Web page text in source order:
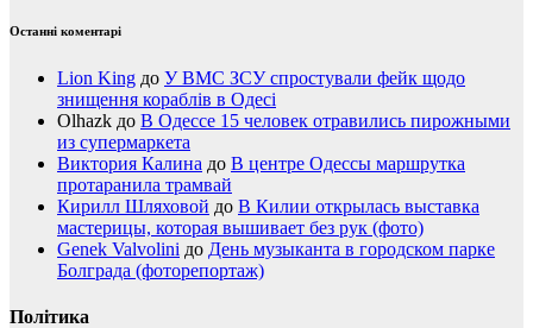
Останні коментарі
Lion King до У ВМС ЗСУ спростували фейк щодо
знищення кораблів в Одесі
Olhazk до В Одессе 15 человек отравились пирожными
из супермаркета
Виктория Калина до В центре Одессы маршрутка
протаранила трамвай
Кирилл Шляховой до В Килии открылась выставка
мастерицы, которая вышивает без рук (фото)
Genek Valvolini до День музыканта в городском парке
Болграда (фоторепортаж)
Політика